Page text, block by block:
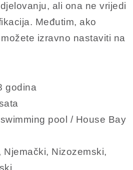
ali ona ne vrijedi
Međutim, ako
izravno nastaviti na
godina
pool / House Bay
Njemački, Nizozemski,